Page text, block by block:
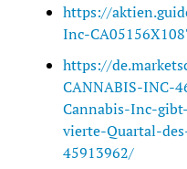
https://
Inc-
https://
CANNABIS-INC-
Cannabis-Inc-
vierte-Quartal-
45913962/